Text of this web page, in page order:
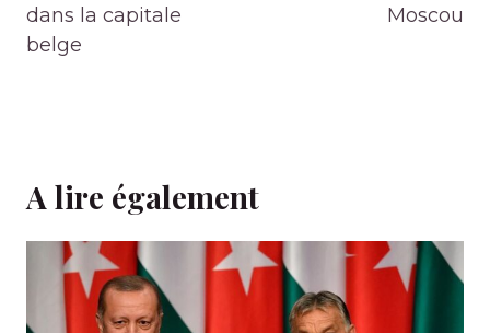
dans la capitale
belge
Moscou
A lire également